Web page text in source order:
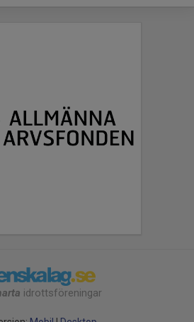
idrottsföreningar